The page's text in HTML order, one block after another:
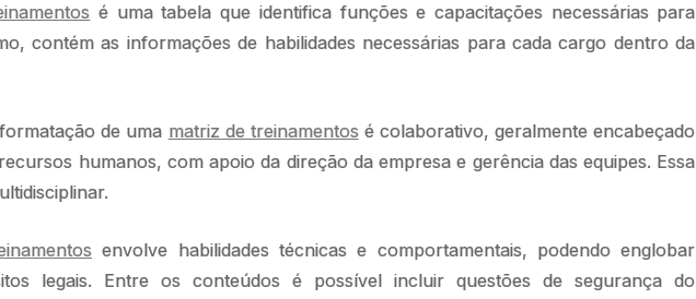
é uma tabela que identifica funções e capacitações necessárias para
contém as informações de habilidades necessárias para cada cargo dentro da
de uma matriz de treinamentosé colaborativo, geralmente encabeçado
humanos, com apoio da direção da empresa e gerência das equipes. Essa
envolve habilidades técnicas e comportamentais, podendo englobar
legais. Entre os conteúdos é possível incluir questões de segurança do